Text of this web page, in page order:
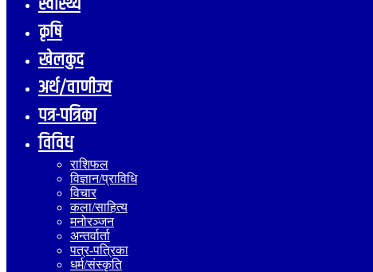
कृषि
खेलकुद
अर्थ/वाणीज्य
पत्र-पत्रिका
विविध
राशिफल
विज्ञान/प्राविधि
विचार
कला/साहित्य
मनोरञ्जन
अन्तर्वार्ता
पत्र-पत्रिका
धर्म/संस्कृति